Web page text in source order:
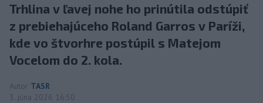
Trhlina v ľavej nohe ho prinútila odstúpiť
z prebiehajúceho Roland Garros v Paríži,
kde vo štvorhre postúpil s Matejom
Vocelom do 2. kola.
Autor TASR
3. júna 2026 16:50